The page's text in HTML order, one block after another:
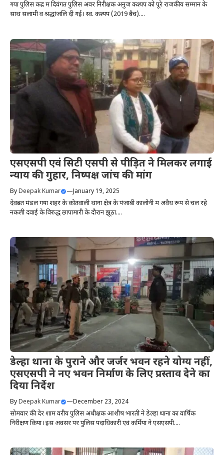
गया पुलिस केंद्र में दिवंगत पुलिस अवर निरीक्षक अनुज कश्यप को पूरे राजकीय सम्मान के
साथ सलामी व श्रद्धांजलि दी गई। स्व. कश्यप (2019 बैच)....
एसएसपी एवं सिटी एसपी से पीड़ित ने मिलकर लगाई
न्याय की गुहार, निष्पक्ष जांच की मांग
ByDeepak Kumar — January 19, 2025
देवब्रत मंडल गया शहर के कोतवाली थाना क्षेत्र के पंजाबी कालोनी में अवैध रूप से चल रहे
नकली दवाई के विरुद्ध छापामारी के दौरान झूठा....
डेल्हा थाना के पुराने और जर्जर भवन रहने योग्य नहीं,
एसएसपी ने नए भवन निर्माण के लिए प्रस्ताव देने का
दिया निर्देश
ByDeepak Kumar —December 23, 2024
सोमवार की देर शाम वरीय पुलिस अधीक्षक आशीष भारती ने डेल्हा थाना का वार्षिक
निरीक्षण किया। इस अवसर पर पुलिस पदाधिकारी एवं कर्मियों ने एसएसपी....